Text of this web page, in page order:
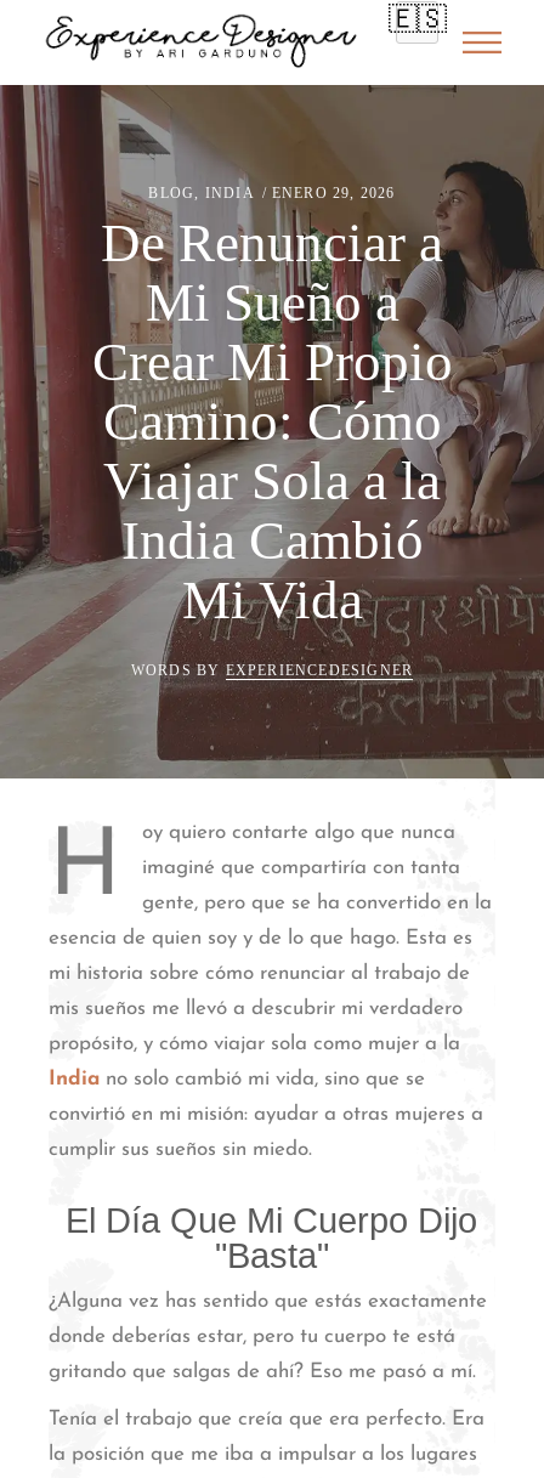
🇪🇸
BLOG INDIA ENERO 29, 2026
De Renunciar a
Mi Sueño a
Crear Mi Propio
Camino: Cómo
Viajar Sola a la
India Cambió
Mi Vida
WORDS BYEXPERIENCEDESIGNER
H
oy quiero contarte algo que nunca
imaginé que compartiría con tanta
gente, pero que se ha convertido en la
esencia de quien soy y de lo que hago. Esta es
mi historia sobre cómo renunciar al trabajo de
mis sueños me llevó a descubrir mi verdadero
propósito, y cómo viajar sola como mujer a la
India no solo cambió mi vida, sino que se
convirtió en mi misión: ayudar a otras mujeres a
cumplir sus sueños sin miedo.
El Día Que Mi Cuerpo Dijo
"Basta"
¿Alguna vez has sentido que estás exactamente
donde deberías estar, pero tu cuerpo te está
gritando que salgas de ahí? Eso me pasó a mí.
Tenía el trabajo que creía que era perfecto. Era
la posición que me iba a impulsar a los lugares